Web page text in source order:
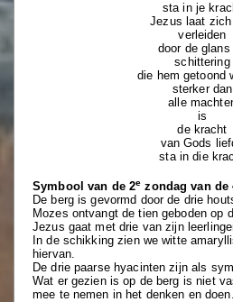
sta in je
Jezus laat
verleiden
door de glans
schittering
die hem getoond
sterker dan
alle
is
de kracht
van Gods
sta in die
Symbool van de 2e zondag van de
De berg is gevormd door de drie
Mozes ontvangt de tien geboden op
Jezus gaat met drie van zijn
In de schikking zien we witte
hiervan.
De drie paarse hyacinten zijn als
Wat er gezien is op de berg is niet
mee te nemen in het denken en doen.